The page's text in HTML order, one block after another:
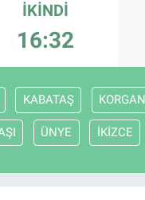
İKINDI
16:32
KABATAŞ KORGAN
ÜNYE İKİZCE